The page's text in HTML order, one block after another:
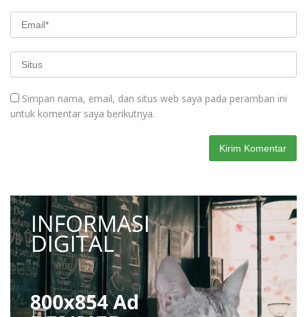
Simpan nama, email, dan situs web saya pada peramban ini
untuk komentar saya berikutnya.